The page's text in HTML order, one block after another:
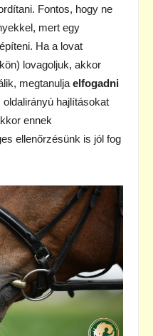
Fontos, hogy ne
mert egy
Ha a lovat
lovagoljuk, akkor
megtanulja elfogadni
oldalirányú hajlításokat
ennek
ellenőrzésünk is jól fog